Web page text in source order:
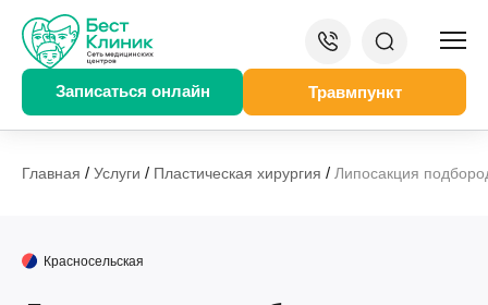
Записаться онлайн Травмпункт
Главная / Услуги / Пластическая хирургия / Липосакция
Красносельская